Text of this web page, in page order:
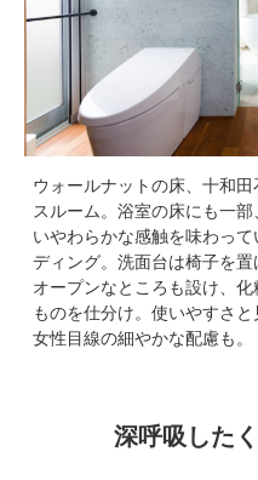
ウォールナットの床、十和
スルーム。浴室の床にも一
いやわらかな感触を味わっ
ディング。洗面台は椅子を置
オープンなところも設け、
ものを仕分け。使いやすさと
女性目線の細やかな配慮も。
深呼吸した